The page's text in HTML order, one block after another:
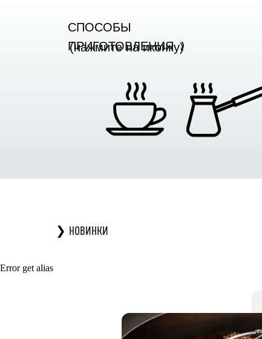
CПОСОБЫ
ПРИГОТОВЛЕНИЯ ⤸
(нажмите на иконку)
❯ НОВИНКИ
Error get alias